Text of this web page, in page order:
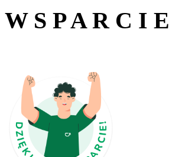
W S P A R C I E